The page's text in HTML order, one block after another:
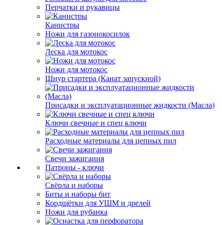
Перчатки и рукавицы
Канистры
Ножи для газонокосилок
Леска для мотокос
Ножи для мотокос
Шнур стартера (Канат запускной)
Присадки и эксплуатационные жидкости (Масла)
Ключи свечные и спец ключи
Расходные материалы для цепных пил
Свечи зажигания
Патроны - ключи
Свёрла и наборы
Биты и наборы бит
Кордщётки для УШМ и дрелей
Ножи для рубанка